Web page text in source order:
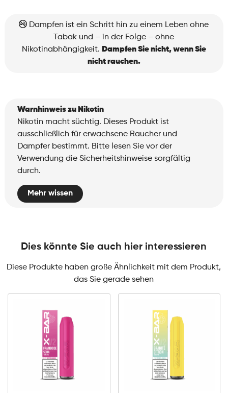
Dampfen ist ein Schritt hin zu einem Leben ohne
Tabak und – in der Folge – ohne
Nikotinabhängigkeit. Dampfen Sie nicht, wenn Sie
nicht rauchen.
Warnhinweis zu Nikotin
Nikotin macht süchtig. Dieses Produkt ist
ausschließlich für erwachsene Raucher und
Dampfer bestimmt. Bitte lesen Sie vor der
Verwendung die Sicherheitshinweise sorgfältig
durch.
Mehr wissen
Dies könnte Sie auch hier interessieren
Diese Produkte haben große Ähnlichkeit mit dem Produkt,
das Sie gerade sehen
0mg 10mg